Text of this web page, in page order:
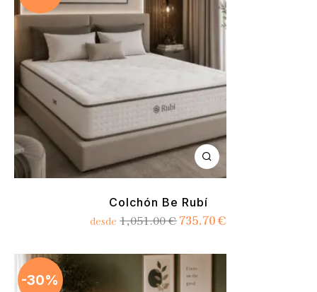
Colchón Be Rubí
desde 1,051.00€ 735.70€
-30%